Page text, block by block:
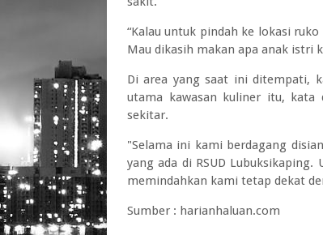
“Kalau untuk pindah ke lokasi
Mau dikasih makan apa anak istri
Di area yang saat ini ditempati,
utama kawasan kuliner itu, kata
sekitar.
"Selama ini kami berdagang
yang ada di RSUD
memindahkan kami tetap dekat
Sumber : harianhaluan.com